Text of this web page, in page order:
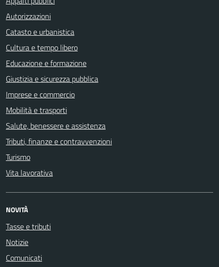
Autorizzazioni
Catasto e urbanistica
Cultura e tempo libero
Educazione e formazione
Giustizia e sicurezza pubblica
Imprese e commercio
Mobilità e trasporti
Salute, benessere e assistenza
Tributi, finanze e contravvenzioni
Turismo
Vita lavorativa
NOVITÀ
Tasse e tributi
Notizie
Comunicati